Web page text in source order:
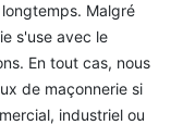
Malgré
s'use avec le
En tout cas, nous
de maçonnerie si
industriel ou